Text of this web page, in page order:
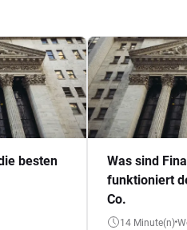
besten
Was sind
funktioniert
Co.
14 Minute(n)